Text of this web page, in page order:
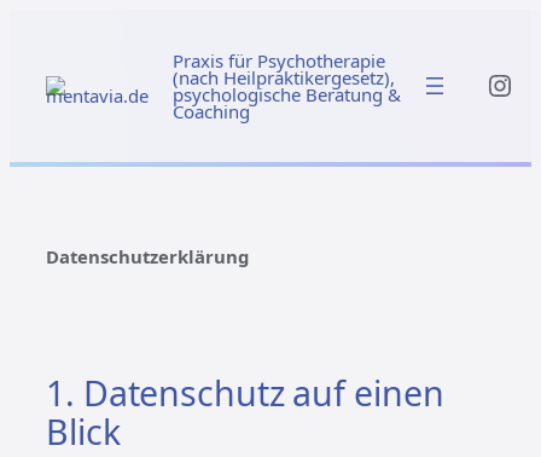
springen
Praxis für Psychotherapie
(nach Heilpraktikergesetz),
psychologische Beratung &
Coaching
Datenschutzerklärung
1. Datenschutz auf einen
Blick